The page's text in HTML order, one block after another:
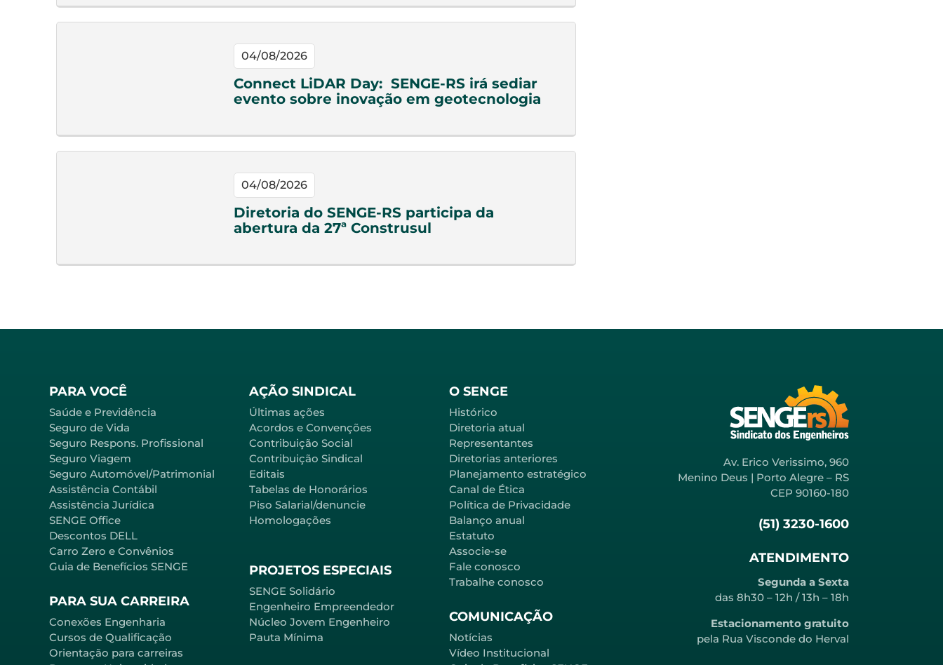
04/08/2026
Connect LiDAR Day: SENGE-RS irá sediar
evento sobre inovação em geotecnologia
04/08/2026
Diretoria do SENGE-RS participa da
abertura da 27ª Construsul
PARA VOCÊ
Saúde e Previdência
Seguro de Vida
Seguro Respons. Profissional
Seguro Viagem
Seguro Automóvel/Patrimonial
Assistência Contábil
Assistência Jurídica
SENGE Office
Descontos DELL
Carro Zero e Convênios
Guia de Benefícios SENGE
PARA SUA CARREIRA
Conexões Engenharia
Cursos de Qualificação
Orientação para carreiras
AÇÃO SINDICAL
Últimas ações
Acordos e Convenções
Contribuição Social
Contribuição Sindical
Editais
Tabelas de Honorários
Piso Salarial/denuncie
Homologações
PROJETOS ESPECIAIS
SENGE Solidário
Engenheiro Empreendedor
Núcleo Jovem Engenheiro
Pauta Mínima
O SENGE
Histórico
Diretoria atual
Representantes
Diretorias anteriores
Planejamento estratégico
Canal de Ética
Política de Privacidade
Balanço anual
Estatuto
Associe-se
Fale conosco
Trabalhe conosco
COMUNICAÇÃO
Notícias
Vídeo Institucional
Av. Erico Verissimo, 960
Menino Deus | Porto Alegre – RS
CEP 90160-180
(51) 3230-1600
ATENDIMENTO
Segunda a Sexta
das 8h30 – 12h / 13h – 18h
Estacionamento gratuito
pela Rua Visconde do Herval